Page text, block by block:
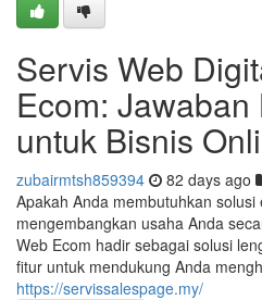
Servis Web
Ecom:
untuk Bisnis
zubairmtsh859394 82 days ago
Apakah Anda membutuhkan solusi
mengembangkan usaha Anda
Web Ecom hadir sebagai solusi
fitur untuk mendukung Anda
https://servissalespage.my/